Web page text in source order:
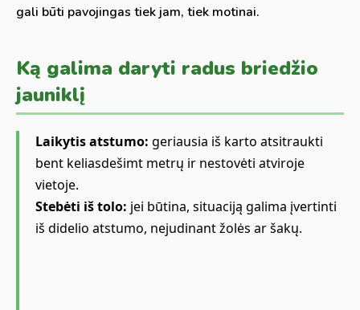
gali būti pavojingas tiek jam, tiek motinai.
Ką galima daryti radus briedžio
jauniklį
Laikytis atstumo: geriausia iš karto atsitraukti
bent keliasdešimt metrų ir nestovėti atviroje
vietoje.
Stebėti iš tolo: jei būtina, situaciją galima įvertinti
iš didelio atstumo, nejudinant žolės ar šakų.